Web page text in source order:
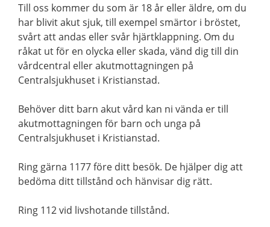
Till oss kommer du som är 18 år eller äldre, om du
har blivit akut sjuk, till exempel smärtor i bröstet,
svårt att andas eller svår hjärtklappning. Om du
råkat ut för en olycka eller skada, vänd dig till din
vårdcentral eller akutmottagningen på
Centralsjukhuset i Kristianstad.
Behöver ditt barn akut vård kan ni vända er till
akutmottagningen för barn och unga på
Centralsjukhuset i Kristianstad.
Ring gärna 1177 före ditt besök. De hjälper dig att
bedöma ditt tillstånd och hänvisar dig rätt.
Ring 112 vid livshotande tillstånd.